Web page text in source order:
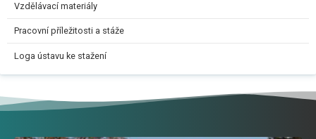
Vzdělávací materiály
Pracovní příležitosti a stáže
Loga ústavu ke stažení